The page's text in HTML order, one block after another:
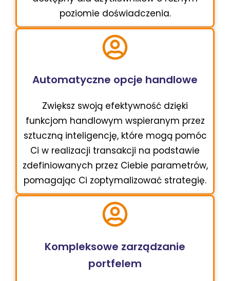
poziomie doświadczenia.
Automatyczne opcje handlowe
Zwiększ swoją efektywność dzięki
funkcjom handlowym wspieranym przez
sztuczną inteligencję, które mogą pomóc
Ci w realizacji transakcji na podstawie
zdefiniowanych przez Ciebie parametrów,
pomagając Ci zoptymalizować strategię.
Kompleksowe zarządzanie
portfelem